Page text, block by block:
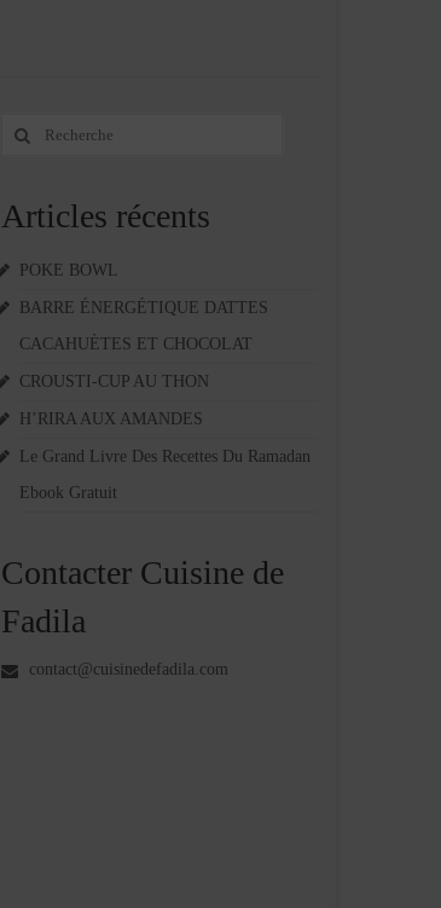
Rechercher
Articles récents
POKE BOWL
BARRE ÉNERGÉTIQUE DATTES
CACAHUÈTES ET CHOCOLAT
CROUSTI-CUP AU THON
H’RIRA AUX AMANDES
Le Grand Livre Des Recettes Du Ramadan
Ebook Gratuit
Contacter Cuisine de
Fadila
contact@cuisinedefadila.com